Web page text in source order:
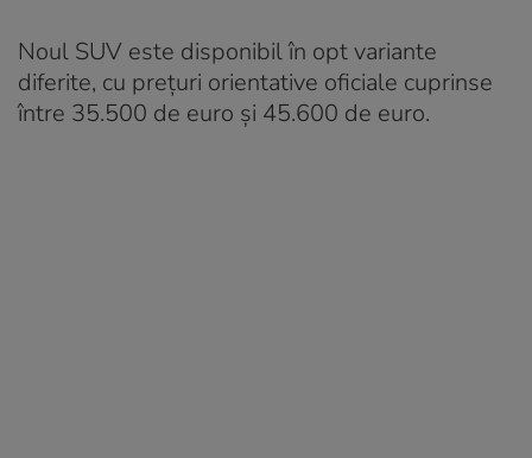
Noul SUV este disponibil în opt variante
diferite, cu prețuri orientative oficiale cuprinse
între 35.500 de euro și 45.600 de euro.